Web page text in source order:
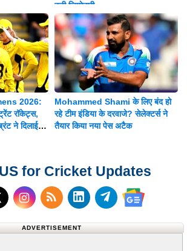
बड़ी जिम्मेदारी
2026:
रॉकेट्स,
ने दिलाई 8
Mohammed Shami के लिए बंद हो
रहे टीम इंडिया के दरवाजे? सेलेक्टर्स ने
तैयार किया नया पेस अटैक
for Cricket Updates
us on Facebook
us on X (Twitter)
Subscribe to our RSS
Follow us on
Follow us on
Follow us
ADVERTISEMENT